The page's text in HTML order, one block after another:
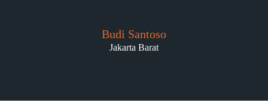
Budi Santoso
Jakarta Barat